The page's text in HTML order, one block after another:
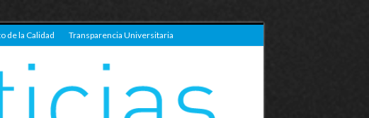
de la Calidad Transparencia Universitaria